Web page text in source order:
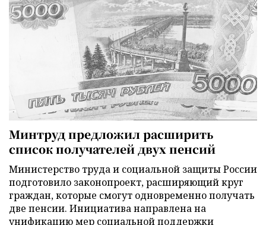
Минтруд предложил расширить
список получателей двух пенсий
Министерство труда и социальной защиты России
подготовило законопроект, расширяющий круг
граждан, которые смогут одновременно получать
две пенсии. Инициатива направлена на
унификацию мер социальной поддержки